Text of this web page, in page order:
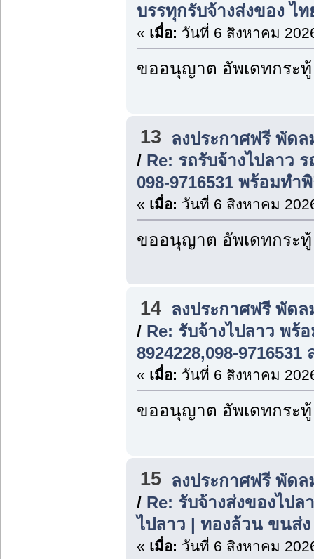
บรรทุกรับจ้างส่งของ ไท
« เมื่อ: วันที่ 6 สิงหาคม
ขออนุญาต อัพเดทกระทู้
13
ลงประกาศฟรี พัด
/ Re: รถรับจ้างไปลาว
098-9716531 พร้อมท
« เมื่อ: วันที่ 6 สิงหาคม
ขออนุญาต อัพเดทกระทู้
14 ลงประกาศฟรี พัด
/ Re: รับจ้างไปลาว พร้
8924228,098-9716531
« เมื่อ: วันที่ 6 สิงหาคม
ขออนุญาต อัพเดทกระทู้
15 ลงประกาศฟรี พัด
/ Re: รับจ้างส่งของไป
ไปลาว | ทองล้วน ขนส่ง
« เมื่อ: วันที่ 6 สิงหาคม